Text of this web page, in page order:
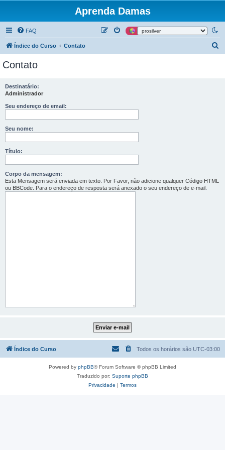
Aprenda Damas
FAQ
Índice do Curso Contato
Contato
Destinatário:
Administrador
Seu endereço de email:
Seu nome:
Título:
Corpo da mensagem:
Esta Mensagem será enviada em texto. Por Favor, não adicione qualquer Código HTML
ou BBCode. Para o endereço de resposta será anexado o seu endereço de e-mail.
Índice do Curso Todos os horários são UTC-03:00
Powered by phpBB® Forum Software © phpBB Limited
Traduzido por: Suporte phpBB
Privacidade | Termos